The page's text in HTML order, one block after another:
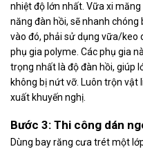
nhiệt độ lớn nhất. Vữa xi
năng đàn hồi, sẽ nhanh
vào đó, phải sử dụng vữa/keo
phụ gia polyme. Các phụ gia
trọng nhất là độ đàn hồi, giúp
không bị nứt vỡ. Luôn trộn vật
xuất khuyến nghị.
Bước 3: Thi công dán
Dùng bay răng cưa trét một